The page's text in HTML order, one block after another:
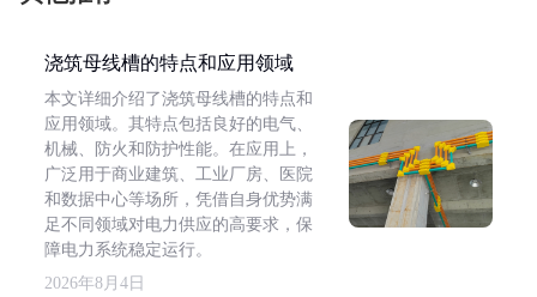
浇筑母线槽的特点和应用领域
本文详细介绍了浇筑母线槽的特点和
应用领域。其特点包括良好的电气、
机械、防火和防护性能。在应用上，
广泛用于商业建筑、工业厂房、医院
和数据中心等场所，凭借自身优势满
足不同领域对电力供应的高要求，保
障电力系统稳定运行。
2026年8月4日